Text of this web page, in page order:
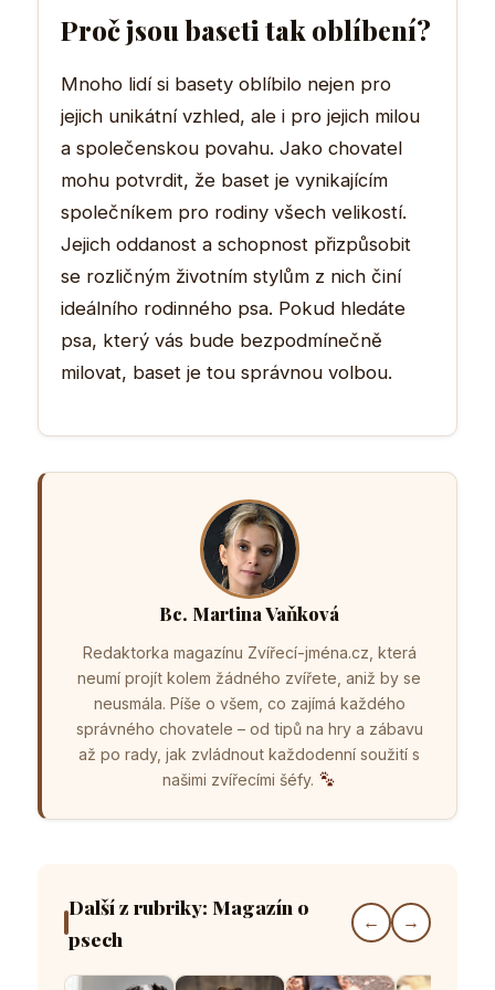
Proč jsou baseti tak oblíbení?
Mnoho lidí si basety oblíbilo nejen pro
jejich unikátní vzhled, ale i pro jejich milou
a společenskou povahu. Jako chovatel
mohu potvrdit, že baset je vynikajícím
společníkem pro rodiny všech velikostí.
Jejich oddanost a schopnost přizpůsobit
se rozličným životním stylům z nich činí
ideálního rodinného psa. Pokud hledáte
psa, který vás bude bezpodmínečně
milovat, baset je tou správnou volbou.
Bc. Martina Vaňková
Redaktorka magazínu Zvířecí-jména.cz, která
neumí projít kolem žádného zvířete, aniž by se
neusmála. Píše o všem, co zajímá každého
správného chovatele – od tipů na hry a zábavu
až po rady, jak zvládnout každodenní soužití s
našimi zvířecími šéfy.
Další z rubriky: Magazín o
psech
← →